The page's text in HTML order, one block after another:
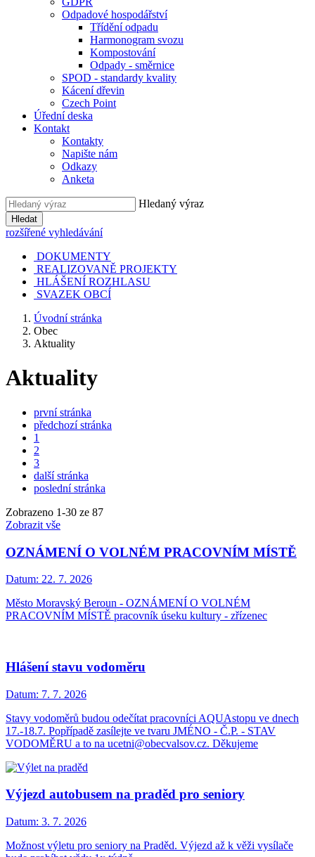
Odpadové hospodářství
Třídění odpadu
Harmonogram svozu
Kompostování
Odpady - směrnice
SPOD - standardy kvality
Kácení dřevin
Czech Point
Úřední deska
Kontakt
Kontakty
Napište nám
Odkazy
Anketa
Hledaný výraz
Hledat
rozšířené vyhledávání
DOKUMENTY
REALIZOVANĚ PROJEKTY
HLÁŠENÍ ROZHLASU
SVAZEK OBCÍ
Úvodní stránka
Obec
Aktuality
Aktuality
první stránka
předchozí stránka
1
2
3
další stránka
poslední stránka
Zobrazeno 1-30 ze 87
Zobrazit vše
OZNÁMENÍ O VOLNÉM PRACOVNÍM MÍSTĚ
Datum: 22. 7. 2026
Město Moravský Beroun - OZNÁMENÍ O VOLNÉM
PRACOVNÍM MÍSTĚ pracovník úseku kultury - zřízenec
Hlášení stavu vodoměru
Datum: 7. 7. 2026
Stavy vodoměrů budou odečítat pracovníci AQUAstopu ve dnech
17.-18.7. Popřípadě zasílejte ve tvaru JMÉNO - Č.P. - STAV
VODOMĚRU a to na ucetni@obecvalsov.cz. Děkujeme
Výjezd autobusem na praděd pro seniory
Datum: 3. 7. 2026
Možnost výletu pro seniory na Praděd. Výjezd až k věži vysílače